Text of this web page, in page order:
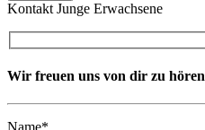
Kontakt Junge Erwachsene
Wir freuen uns von dir zu hören